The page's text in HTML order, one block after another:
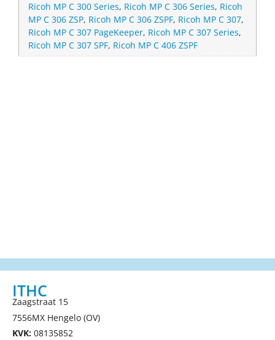
Ricoh MP C 300 Series, Ricoh MP C 306 Series, Ricoh
MP C 306 ZSP, Ricoh MP C 306 ZSPF, Ricoh MP C 307,
Ricoh MP C 307 PageKeeper, Ricoh MP C 307 Series,
Ricoh MP C 307 SPF, Ricoh MP C 406 ZSPF
ITHC
Zaagstraat 15
7556MX Hengelo (OV)
KVK: 08135852